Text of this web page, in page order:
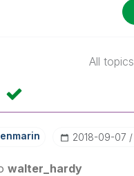
All topics
‎2018-09-07
walter_hardy